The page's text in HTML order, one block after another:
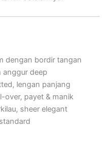
dengan bordir tangan
anggur deep
lengan panjang
over, payet & manik
sheer elegant